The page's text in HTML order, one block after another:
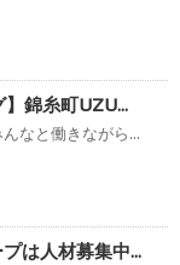
】錦糸町UZU...
なと働きながら...
は人材募集中...